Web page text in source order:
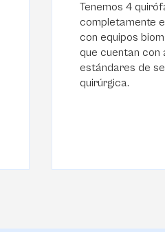
Tenemos 4
completamente
con equipos
que cuentan con
estándares de
quirúrgica.